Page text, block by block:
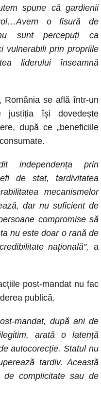
spune că gardienii
o fisură de
sunt percepuți ca
vulnerabili prin propriile
liderului înseamnă
România se află într-un
justiția își dovedește
după ce „beneficiile
independența prin
de stat, tardivitatea
mecanismelor
dar nu suficient de
compromise să
nu este doar o rană de
națională”,
a
post-mandat nu fac
publică.
mandat, după ani de
arată o latență
autocorecție. Statul nu
tardiv. Această
de complicitate sau de